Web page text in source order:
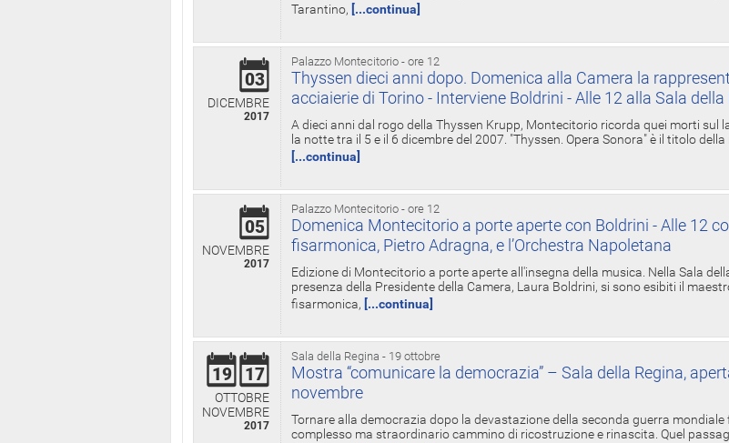
Tarantino, [...continua]
Palazzo Montecitorio - ore 12
03
DICEMBRE
2017
Thyssen dieci anni dopo. Domenica alla Camera la
acciaierie di Torino - Interviene Boldrini - Alle 12 alla Sala della
A dieci anni dal rogo della Thyssen Krupp, Montecitorio ricorda quei morti sul
la notte tra il 5 e il 6 dicembre del 2007. "Thyssen. Opera Sonora" è il titolo
[...continua]
Palazzo Montecitorio - ore 12
05
NOVEMBRE
2017
Domenica Montecitorio a porte aperte con Boldrini - Alle 12
fisarmonica, Pietro Adragna, e l’Orchestra Napoletana
Edizione di Montecitorio a porte aperte all'insegna della musica. Nella Sala
presenza della Presidente della Camera, Laura Boldrini, si sono esibiti il
fisarmonica, [...continua]
Sala della Regina - 19 ottobre
19 17
OTTOBRE
NOVEMBRE
2017
Mostra “comunicare la democrazia” – Sala della Regina,
novembre
Tornare alla democrazia dopo la devastazione della seconda guerra
complesso ma straordinario cammino di ricostruzione e rinascita. Quel